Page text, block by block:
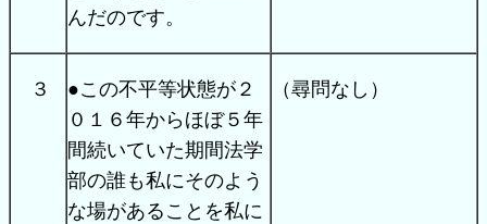
んだのです。
３
●この不平等状態が２
０１６年からほぼ５年
間続いていた期間法学
部の誰も私にそのよう
な場があることを私に
（尋問なし）